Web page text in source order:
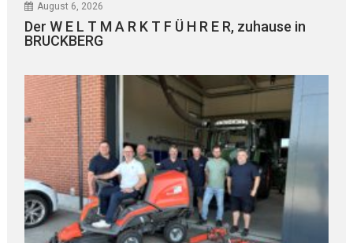
August 6, 2026
Der W E L T M A R K T F Ü H R E R, zuhause in
BRUCKBERG